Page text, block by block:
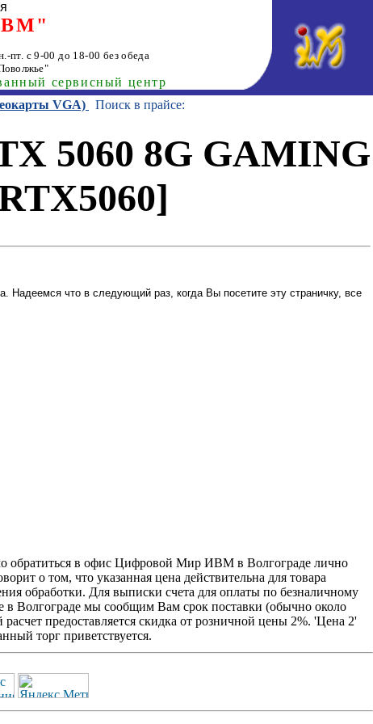
пт. с 9-00 до 18-00 без обеда
сервисный центр
VGA) Поиск в прайсе:
5060 8G GAMING
Надеемся что в следующий раз, когда Вы посетите эту страничку, все
обратиться в офис Цифровой Мир ИВМ в Волгограде лично
о том, что указанная цена действительна для товара
обработки. Для выписки счета для оплаты по безналичному
в Волгограде мы сообщим Вам срок поставки (обычно около
предоставляется скидка от розничной цены 2%. 'Цена 2'
торг приветствуется.